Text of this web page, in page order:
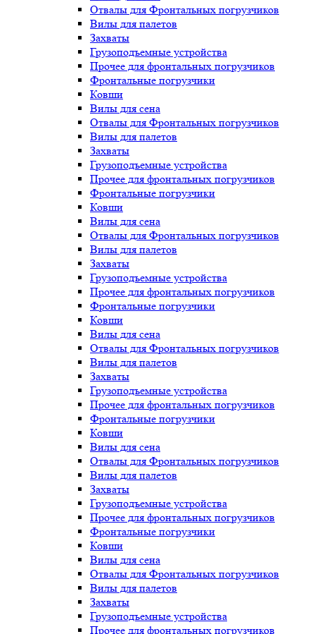
Отвалы для Фронтальных погрузчиков
Вилы для палетов
Захваты
Грузоподъемные устройства
Прочее для фронтальных погрузчиков
Фронтальные погрузчики
Ковши
Вилы для сена
Отвалы для Фронтальных погрузчиков
Вилы для палетов
Захваты
Грузоподъемные устройства
Прочее для фронтальных погрузчиков
Фронтальные погрузчики
Ковши
Вилы для сена
Отвалы для Фронтальных погрузчиков
Вилы для палетов
Захваты
Грузоподъемные устройства
Прочее для фронтальных погрузчиков
Фронтальные погрузчики
Ковши
Вилы для сена
Отвалы для Фронтальных погрузчиков
Вилы для палетов
Захваты
Грузоподъемные устройства
Прочее для фронтальных погрузчиков
Фронтальные погрузчики
Ковши
Вилы для сена
Отвалы для Фронтальных погрузчиков
Вилы для палетов
Захваты
Грузоподъемные устройства
Прочее для фронтальных погрузчиков
Фронтальные погрузчики
Ковши
Вилы для сена
Отвалы для Фронтальных погрузчиков
Вилы для палетов
Захваты
Грузоподъемные устройства
Прочее для фронтальных погрузчиков